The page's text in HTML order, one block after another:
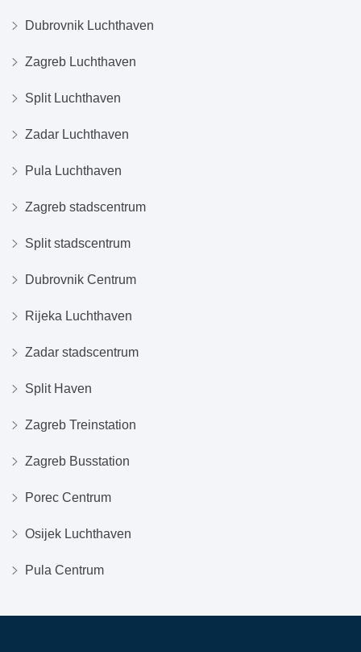
Dubrovnik Luchthaven
Zagreb Luchthaven
Split Luchthaven
Zadar Luchthaven
Pula Luchthaven
Zagreb stadscentrum
Split stadscentrum
Dubrovnik Centrum
Rijeka Luchthaven
Zadar stadscentrum
Split Haven
Zagreb Treinstation
Zagreb Busstation
Porec Centrum
Osijek Luchthaven
Pula Centrum